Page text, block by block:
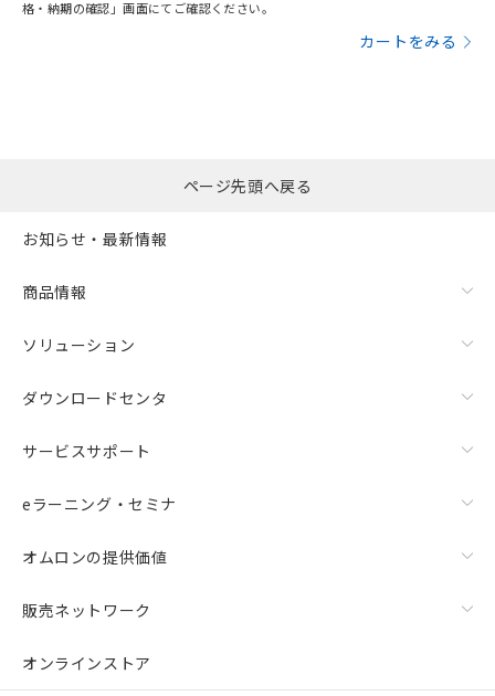
格・納期の確認」画面にてご確認ください。
カートをみる
ページ先頭へ戻る
お知らせ・最新情報
商品情報
ソリューション
ダウンロードセンタ
サービスサポート
eラーニング・セミナ
オムロンの提供価値
販売ネットワーク
オンラインストア